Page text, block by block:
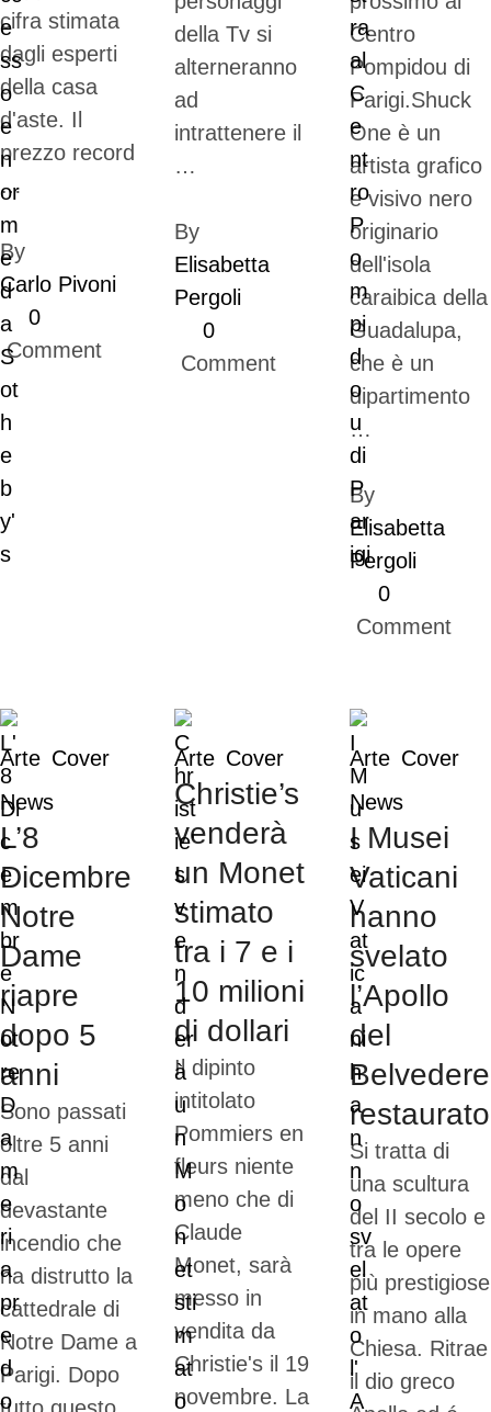
cifra stimata
dagli esperti
della casa
d'aste. Il
prezzo record
…
By
Carlo Pivoni
0
Comment
della Tv si
alterneranno
ad
intrattenere il
…
By
Elisabetta
Pergoli
0
Comment
Centro
Pompidou di
Parigi.Shuck
One è un
artista grafico
e visivo nero
originario
dell'isola
caraibica della
Guadalupa,
che è un
dipartimento
…
By
Elisabetta
Pergoli
0
Comment
Arte Cover
News
L’8
Dicembre
Notre
Dame
riapre
dopo 5
anni
Sono passati
oltre 5 anni
dal
devastante
incendio che
ha distrutto la
cattedrale di
Notre Dame a
Parigi. Dopo
Arte Cover
Christie’s
venderà
un Monet
stimato
tra i 7 e i
10 milioni
di dollari
Il dipinto
intitolato
Pommiers en
fleurs niente
meno che di
Claude
Monet, sarà
messo in
vendita da
Christie's il 19
novembre. La
Arte Cover
News
I Musei
Vaticani
hanno
svelato
l’Apollo
del
Belvedere
restaurato
Si tratta di
una scultura
del II secolo e
tra le opere
più prestigiose
in mano alla
Chiesa. Ritrae
il dio greco